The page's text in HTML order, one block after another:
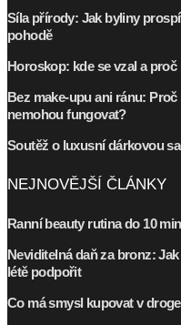
Síla přírody: Jak byliny
pohodě
Horoskop: kde se vzal a proč
Bez make-upu ani ránu:
nemohou fungovat?
Soutěž o luxusní dárkovou
NEJNOVĚJŠÍ ČLÁNKY
Ranní beauty rutina do 10
Neviditelná daň za bronz:
létě podpořit
Co má smysl kupovat v